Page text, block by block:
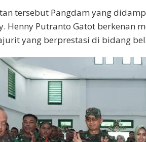
tersebut Pangdam yang
Henny Putranto Gatot berkenan
yang berprestasi di bidang